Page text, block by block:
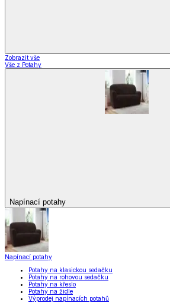
Zobrazit vše
Vše z Potahy
Napínací potahy
Napínací potahy
Potahy na klasickou sedačku
Potahy na rohovou sedačku
Potahy na křeslo
Potahy na židle
Výprodej napínacích potahů